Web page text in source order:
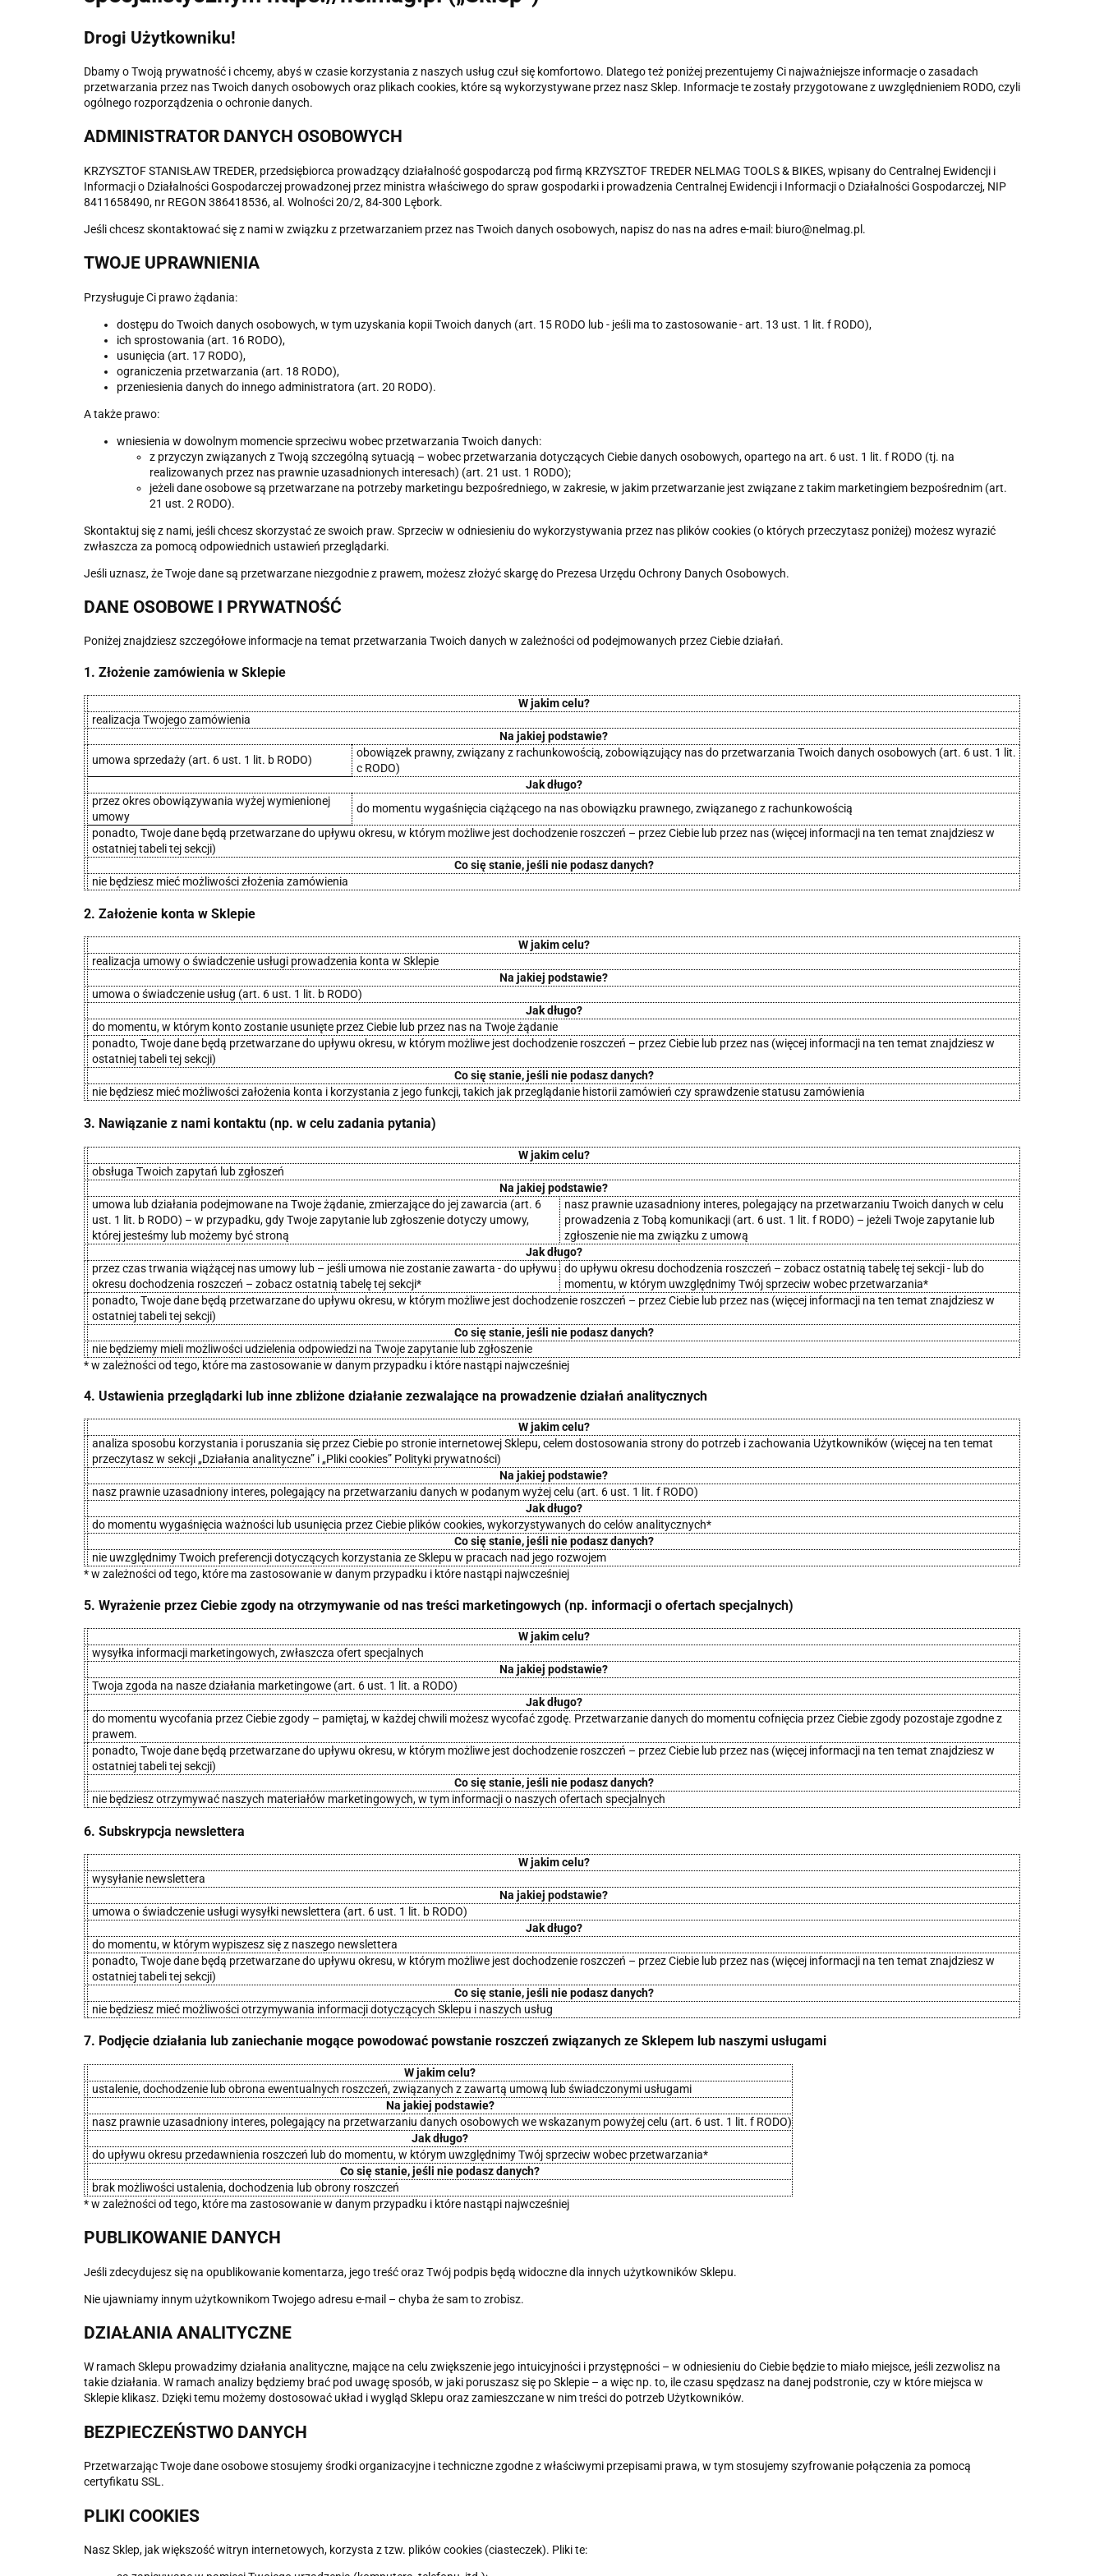
Drogi Użytkowniku!
Dbamy o Twoją prywatność i chcemy, abyś w czasie korzystania z naszych usług czuł się komfortowo. Dlatego też poniżej prezentujemy Ci najważniejsze informacje o zasadach
przetwarzania przez nas Twoich danych osobowych oraz plikach cookies, które są wykorzystywane przez nasz Sklep. Informacje te zostały przygotowane z uwzględnieniem RODO, czyli
ogólnego rozporządzenia o ochronie danych.
ADMINISTRATOR DANYCH OSOBOWYCH
KRZYSZTOF STANISŁAW TREDER, przedsiębiorca prowadzący działalność gospodarczą pod firmą KRZYSZTOF TREDER NELMAG TOOLS & BIKES, wpisany do Centralnej Ewidencji i
Informacji o Działalności Gospodarczej prowadzonej przez ministra właściwego do spraw gospodarki i prowadzenia Centralnej Ewidencji i Informacji o Działalności Gospodarczej, NIP
8411658490, nr REGON 386418536, al. Wolności 20/2, 84-300 Lębork.
Jeśli chcesz skontaktować się z nami w związku z przetwarzaniem przez nas Twoich danych osobowych, napisz do nas na adres e-mail: biuro@nelmag.pl.
TWOJE UPRAWNIENIA
Przysługuje Ci prawo żądania:
dostępu do Twoich danych osobowych, w tym uzyskania kopii Twoich danych (art. 15 RODO lub - jeśli ma to zastosowanie - art. 13 ust. 1 lit. f RODO),
ich sprostowania (art. 16 RODO),
usunięcia (art. 17 RODO),
ograniczenia przetwarzania (art. 18 RODO),
przeniesienia danych do innego administratora (art. 20 RODO).
A także prawo:
wniesienia w dowolnym momencie sprzeciwu wobec przetwarzania Twoich danych:
z przyczyn związanych z Twoją szczególną sytuacją – wobec przetwarzania dotyczących Ciebie danych osobowych, opartego na art. 6 ust. 1 lit. f RODO (tj. na
realizowanych przez nas prawnie uzasadnionych interesach) (art. 21 ust. 1 RODO);
jeżeli dane osobowe są przetwarzane na potrzeby marketingu bezpośredniego, w zakresie, w jakim przetwarzanie jest związane z takim marketingiem bezpośrednim (art.
21 ust. 2 RODO).
Skontaktuj się z nami, jeśli chcesz skorzystać ze swoich praw. Sprzeciw w odniesieniu do wykorzystywania przez nas plików cookies (o których przeczytasz poniżej) możesz wyrazić
zwłaszcza za pomocą odpowiednich ustawień przeglądarki.
Jeśli uznasz, że Twoje dane są przetwarzane niezgodnie z prawem, możesz złożyć skargę do Prezesa Urzędu Ochrony Danych Osobowych.
DANE OSOBOWE I PRYWATNOŚĆ
Poniżej znajdziesz szczegółowe informacje na temat przetwarzania Twoich danych w zależności od podejmowanych przez Ciebie działań.
1. Złożenie zamówienia w Sklepie
W jakim celu?
realizacja Twojego zamówienia
Na jakiej podstawie?
umowa sprzedaży (art. 6 ust. 1 lit. b RODO)
obowiązek prawny, związany z rachunkowością, zobowiązujący nas do przetwarzania Twoich danych osobowych (art. 6 ust. 1 lit.
c RODO)
Jak długo?
przez okres obowiązywania wyżej wymienionej
umowy
do momentu wygaśnięcia ciążącego na nas obowiązku prawnego, związanego z rachunkowością
ponadto, Twoje dane będą przetwarzane do upływu okresu, w którym możliwe jest dochodzenie roszczeń – przez Ciebie lub przez nas (więcej informacji na ten temat znajdziesz w
ostatniej tabeli tej sekcji)
Co się stanie, jeśli nie podasz danych?
nie będziesz mieć możliwości złożenia zamówienia
2. Założenie konta w Sklepie
W jakim celu?
realizacja umowy o świadczenie usługi prowadzenia konta w Sklepie
Na jakiej podstawie?
umowa o świadczenie usług (art. 6 ust. 1 lit. b RODO)
Jak długo?
do momentu, w którym konto zostanie usunięte przez Ciebie lub przez nas na Twoje żądanie
ponadto, Twoje dane będą przetwarzane do upływu okresu, w którym możliwe jest dochodzenie roszczeń – przez Ciebie lub przez nas (więcej informacji na ten temat znajdziesz w
ostatniej tabeli tej sekcji)
Co się stanie, jeśli nie podasz danych?
nie będziesz mieć możliwości założenia konta i korzystania z jego funkcji, takich jak przeglądanie historii zamówień czy sprawdzenie statusu zamówienia
3. Nawiązanie z nami kontaktu (np. w celu zadania pytania)
W jakim celu?
obsługa Twoich zapytań lub zgłoszeń
Na jakiej podstawie?
umowa lub działania podejmowane na Twoje żądanie, zmierzające do jej zawarcia (art. 6
ust. 1 lit. b RODO) – w przypadku, gdy Twoje zapytanie lub zgłoszenie dotyczy umowy,
której jesteśmy lub możemy być stroną
nasz prawnie uzasadniony interes, polegający na przetwarzaniu Twoich danych w celu
prowadzenia z Tobą komunikacji (art. 6 ust. 1 lit. f RODO) – jeżeli Twoje zapytanie lub
zgłoszenie nie ma związku z umową
Jak długo?
przez czas trwania wiążącej nas umowy lub – jeśli umowa nie zostanie zawarta - do upływu
okresu dochodzenia roszczeń – zobacz ostatnią tabelę tej sekcji*
do upływu okresu dochodzenia roszczeń – zobacz ostatnią tabelę tej sekcji - lub do
momentu, w którym uwzględnimy Twój sprzeciw wobec przetwarzania*
ponadto, Twoje dane będą przetwarzane do upływu okresu, w którym możliwe jest dochodzenie roszczeń – przez Ciebie lub przez nas (więcej informacji na ten temat znajdziesz w
ostatniej tabeli tej sekcji)
Co się stanie, jeśli nie podasz danych?
nie będziemy mieli możliwości udzielenia odpowiedzi na Twoje zapytanie lub zgłoszenie
* w zależności od tego, które ma zastosowanie w danym przypadku i które nastąpi najwcześniej
4. Ustawienia przeglądarki lub inne zbliżone działanie zezwalające na prowadzenie działań analitycznych
W jakim celu?
analiza sposobu korzystania i poruszania się przez Ciebie po stronie internetowej Sklepu, celem dostosowania strony do potrzeb i zachowania Użytkowników (więcej na ten temat
przeczytasz w sekcji „Działania analityczne” i „Pliki cookies” Polityki prywatności)
Na jakiej podstawie?
nasz prawnie uzasadniony interes, polegający na przetwarzaniu danych w podanym wyżej celu (art. 6 ust. 1 lit. f RODO)
Jak długo?
do momentu wygaśnięcia ważności lub usunięcia przez Ciebie plików cookies, wykorzystywanych do celów analitycznych*
Co się stanie, jeśli nie podasz danych?
nie uwzględnimy Twoich preferencji dotyczących korzystania ze Sklepu w pracach nad jego rozwojem
* w zależności od tego, które ma zastosowanie w danym przypadku i które nastąpi najwcześniej
5. Wyrażenie przez Ciebie zgody na otrzymywanie od nas treści marketingowych (np. informacji o ofertach specjalnych)
W jakim celu?
wysyłka informacji marketingowych, zwłaszcza ofert specjalnych
Na jakiej podstawie?
Twoja zgoda na nasze działania marketingowe (art. 6 ust. 1 lit. a RODO)
Jak długo?
do momentu wycofania przez Ciebie zgody – pamiętaj, w każdej chwili możesz wycofać zgodę. Przetwarzanie danych do momentu cofnięcia przez Ciebie zgody pozostaje zgodne z
prawem.
ponadto, Twoje dane będą przetwarzane do upływu okresu, w którym możliwe jest dochodzenie roszczeń – przez Ciebie lub przez nas (więcej informacji na ten temat znajdziesz w
ostatniej tabeli tej sekcji)
Co się stanie, jeśli nie podasz danych?
nie będziesz otrzymywać naszych materiałów marketingowych, w tym informacji o naszych ofertach specjalnych
6. Subskrypcja newslettera
W jakim celu?
wysyłanie newslettera
Na jakiej podstawie?
umowa o świadczenie usługi wysyłki newslettera (art. 6 ust. 1 lit. b RODO)
Jak długo?
do momentu, w którym wypiszesz się z naszego newslettera
ponadto, Twoje dane będą przetwarzane do upływu okresu, w którym możliwe jest dochodzenie roszczeń – przez Ciebie lub przez nas (więcej informacji na ten temat znajdziesz w
ostatniej tabeli tej sekcji)
Co się stanie, jeśli nie podasz danych?
nie będziesz mieć możliwości otrzymywania informacji dotyczących Sklepu i naszych usług
7. Podjęcie działania lub zaniechanie mogące powodować powstanie roszczeń związanych ze Sklepem lub naszymi usługami
W jakim celu?
ustalenie, dochodzenie lub obrona ewentualnych roszczeń, związanych z zawartą umową lub świadczonymi usługami
Na jakiej podstawie?
nasz prawnie uzasadniony interes, polegający na przetwarzaniu danych osobowych we wskazanym powyżej celu (art. 6 ust. 1 lit. f RODO)
Jak długo?
do upływu okresu przedawnienia roszczeń lub do momentu, w którym uwzględnimy Twój sprzeciw wobec przetwarzania*
Co się stanie, jeśli nie podasz danych?
brak możliwości ustalenia, dochodzenia lub obrony roszczeń
* w zależności od tego, które ma zastosowanie w danym przypadku i które nastąpi najwcześniej
PUBLIKOWANIE DANYCH
Jeśli zdecydujesz się na opublikowanie komentarza, jego treść oraz Twój podpis będą widoczne dla innych użytkowników Sklepu.
Nie ujawniamy innym użytkownikom Twojego adresu e-mail – chyba że sam to zrobisz.
DZIAŁANIA ANALITYCZNE
W ramach Sklepu prowadzimy działania analityczne, mające na celu zwiększenie jego intuicyjności i przystępności – w odniesieniu do Ciebie będzie to miało miejsce, jeśli zezwolisz na
takie działania. W ramach analizy będziemy brać pod uwagę sposób, w jaki poruszasz się po Sklepie – a więc np. to, ile czasu spędzasz na danej podstronie, czy w które miejsca w
Sklepie klikasz. Dzięki temu możemy dostosować układ i wygląd Sklepu oraz zamieszczane w nim treści do potrzeb Użytkowników.
BEZPIECZEŃSTWO DANYCH
Przetwarzając Twoje dane osobowe stosujemy środki organizacyjne i techniczne zgodne z właściwymi przepisami prawa, w tym stosujemy szyfrowanie połączenia za pomocą
certyfikatu SSL.
PLIKI COOKIES
Nasz Sklep, jak większość witryn internetowych, korzysta z tzw. plików cookies (ciasteczek). Pliki te: